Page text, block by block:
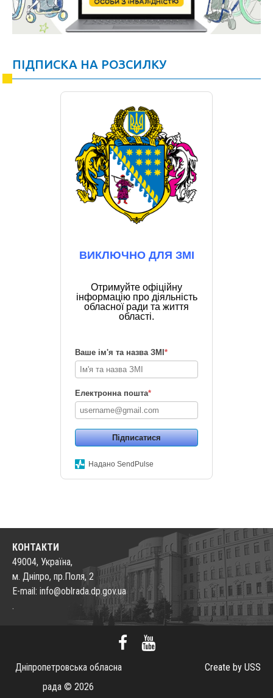
ПІДПИСКА НА РОЗСИЛКУ
ВИКЛЮЧНО ДЛЯ ЗМІ
Отримуйте офіційну
інформацію про діяльність
обласної ради та життя
області.
Ваше ім'я та назва ЗМІ *
Електронна пошта*
Підписатися
Надано SendPulse
КОНТАКТИ
49004, Україна,
м. Дніпро, пр.Поля, 2
E-mail: info@oblrada.dp.gov.ua
.
Дніпропетровська обласна
рада © 2026
Create by USS